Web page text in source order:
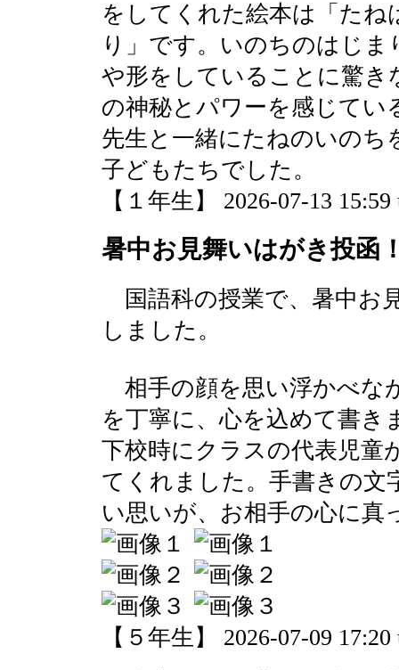
をしてくれた絵本は「た
り」です。いのちのはじ
や形をしていることに驚
の神秘とパワーを感じてい
先生と一緒にたねのいのち
子どもたちでした。
【１年生】 2026-07-13 15:59
暑中お見舞いはがき投函
国語科の授業で、暑中お
しました。
相手の顔を思い浮かべな
を丁寧に、心を込めて書き
下校時にクラスの代表児童
てくれました。手書きの文
い思いが、お相手の心に真
【５年生】 2026-07-09 17:20